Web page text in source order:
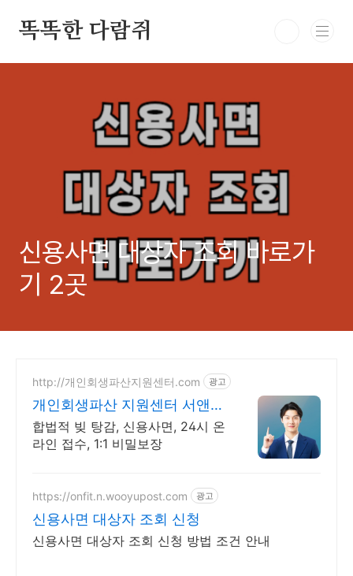
똑똑한 다람쥐
신용사면 대상자 조회 바로가
기 2곳
http://개인회생파산지원센터.com 광고
개인회생파산 지원센터 서앤율
빚탕감 모든 부채 해결
합법적 빚 탕감, 신용사면, 24시 온
라인 접수, 1:1 비밀보장
https://onfit.n.wooyupost.com 광고
신용사면 대상자 조회 신청
신용사면 대상자 조회 신청 방법 조건 안내